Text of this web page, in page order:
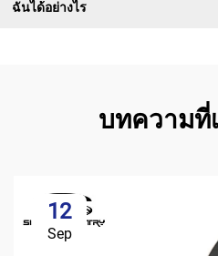
ฉันได้อย่างไร
บทความที่
12
Sep